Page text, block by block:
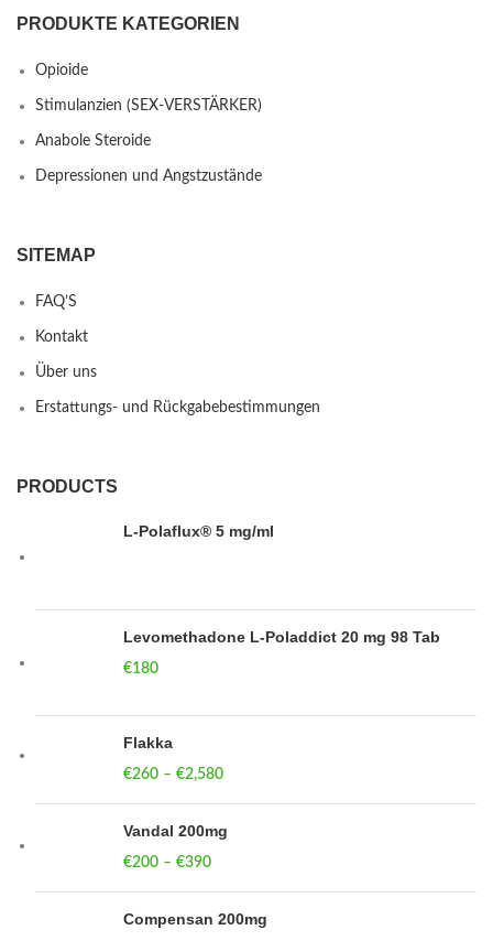
PRODUKTE KATEGORIEN
Opioide
Stimulanzien (SEX-VERSTÄRKER)
Anabole Steroide
Depressionen und Angstzustände
SITEMAP
FAQ’S
Kontakt
Über uns
Erstattungs- und Rückgabebestimmungen
PRODUCTS
L-Polaflux® 5 mg/ml
Levomethadone L-Poladdict 20 mg 98 Tab
€180
Flakka
€260 – €2,580
Vandal 200mg
€200 – €390
Compensan 200mg